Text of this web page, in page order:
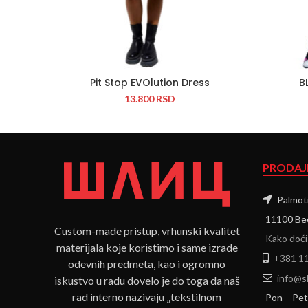
Pit Stop EVOlution Dress
13.800RSD
Custom-made pristup, vrhunski kvalitet
materijala koje koristimo i same izrade
odevnih predmeta, kao i ogromno
iskustvo u radu dovelo je do toga da naš
rad interno nazivaju „tekstilnom
11100
Kako
+381
Pon –